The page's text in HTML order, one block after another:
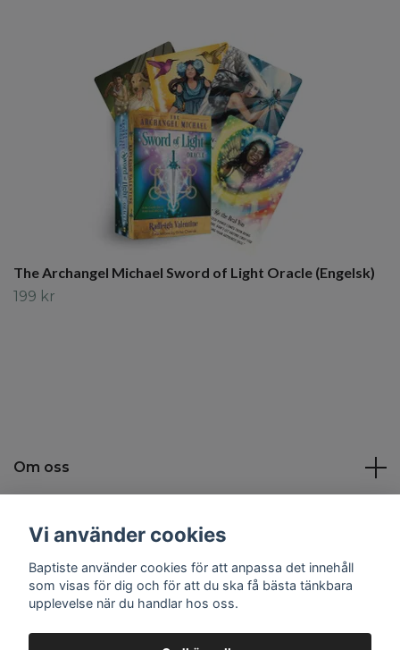
The Archangel Michael Sword of Light Oracle (Engelsk)
199 kr
Om oss
Sociala medier
Vi använder cookies
Baptiste använder cookies för att anpassa det innehåll
som visas för dig och för att du ska få bästa tänkbara
upplevelse när du handlar hos oss.